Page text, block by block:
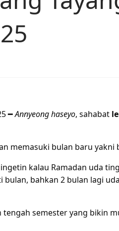
━Annyeong haseyo, sahabat
memasuki bulan baru yakni
kalau Ramadan uda
bulan, bahkan 2 bulan lagi
tengah semester yang bikin